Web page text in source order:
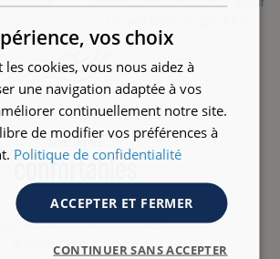
Matières
confortables
des vêtements faciles
à vivre au quotidien
vos choix
les cookies, vous nous aidez à
une navigation adaptée à vos
continuellement notre site.
de modifier vos préférences à
Politique de confidentialité
ACCEPTER ET FERMER
CONTINUER SANS ACCEPTER